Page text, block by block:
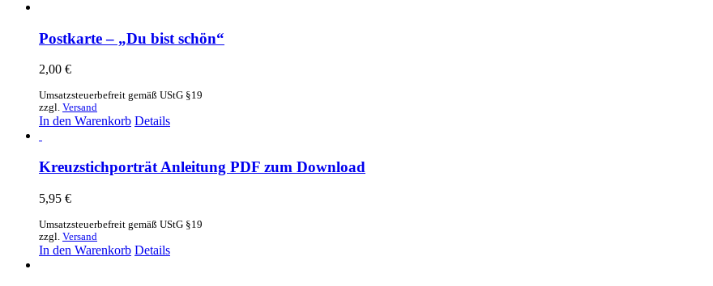
Postkarte – „Du bist schön“
2,00 €
Umsatzsteuerbefreit gemäß UStG §19
zzgl. Versand
In den Warenkorb Details
Kreuzstichporträt Anleitung PDF zum Download
5,95 €
Umsatzsteuerbefreit gemäß UStG §19
zzgl. Versand
In den Warenkorb Details